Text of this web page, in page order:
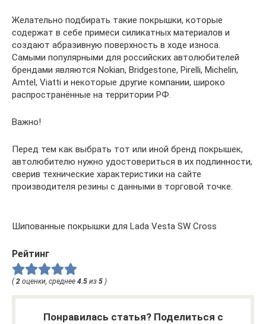
Желательно подбирать такие покрышки, которые
содержат в себе примеси силикатных материалов и
создают абразивную поверхность в ходе износа.
Самыми популярными для российских автолюбителей
брендами являются Nokian, Bridgestone, Pirelli, Michelin,
Amtel, Viatti и некоторые другие компании, широко
распространённые на территории РФ.
Важно!
Перед тем как выбрать тот или иной бренд покрышек,
автолюбителю нужно удостовериться в их подлинности,
сверив технические характеристики на сайте
производителя резины с данными в торговой точке.
Шипованные покрышки для Lada Vesta SW Cross
Рейтинг
( 2 оценки, среднее 4.5 из 5 )
Понравилась статья? Поделиться с